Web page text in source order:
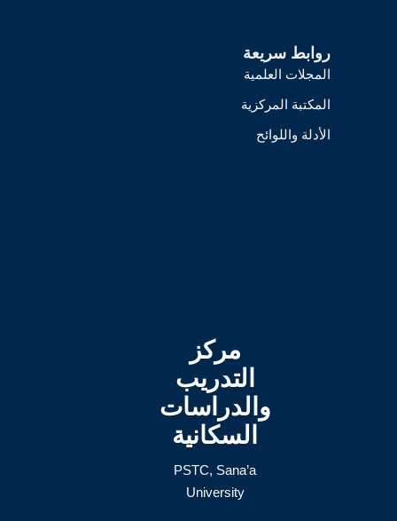
روابط سريعة
المجلات العلمية
المكتبة المركزية
الأدلة واللوائح
مركز
التدريب
والدراسات
السكانية
PSTC, Sana’a
University